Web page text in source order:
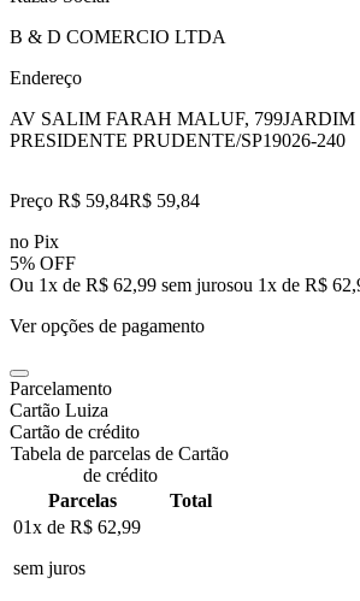
B & D COMERCIO LTDA
Endereço
AV SALIM FARAH MALUF, 799JARDIM
PRESIDENTE PRUDENTE/SP19026-240
Preço R$ 59,84R$ 59,84
no Pix
5% OFF
Ou 1x de R$ 62,99 sem jurosou 1x de R$
Ver opções de pagamento
Parcelamento
Cartão Luiza
Cartão de crédito
Tabela de parcelas de Cartão
de crédito
Parcelas
Total
01x de R$ 62,99
sem juros